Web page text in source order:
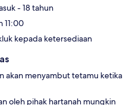
- 18 tahun
11:00
kepada ketersediaan
akan menyambut tetamu ketika
oleh pihak hartanah mungkin